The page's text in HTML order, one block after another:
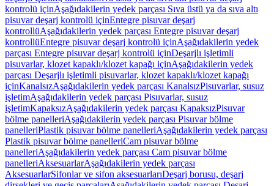
kontrolü içinAşağıdakilerin yedek parçası Sıva üstü ya da sıva altı
pisuvar deşarj kontrolü içinEntegre pisuvar deşarj
kontrollüAşağıdakilerin yedek parçası Entegre pisuvar deşarj
kontrollüEntegre pisuvar deşarj kontrolü içinAşağıdakilerin yedek
parçası Entegre pisuvar deşarj kontrolü içinDeşarjlı işletimli
pisuvarlar, klozet kapaklı/klozet kapağı içinAşağıdakilerin yedek
parçası Deşarjlı işletimli pisuvarlar, klozet kapaklı/klozet kapağı
içinKanalsızAşağıdakilerin yedek parçası KanalsızPisuvarlar, susuz
işletimAşağıdakilerin yedek parçası Pisuvarlar, susuz
işletimKapaksızAşağıdakilerin yedek parçası KapaksızPisuvar
bölme panelleriAşağıdakilerin yedek parçası Pisuvar bölme
panelleriPlastik pisuvar bölme panelleriAşağıdakilerin yedek parçası
Plastik pisuvar bölme panelleriCam pisuvar bölme
panelleriAşağıdakilerin yedek parçası Cam pisuvar bölme
panelleriAksesuarlarAşağıdakilerin yedek parçası
AksesuarlarSifonlar ve sifon aksesuarlarıDeşarj borusu, deşarj